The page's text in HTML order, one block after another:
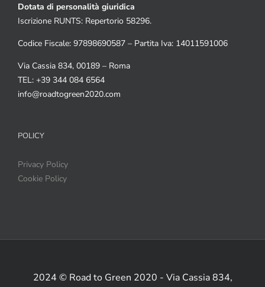
Dotata di personalità giuridica
Iscrizione RUNTS: Repertorio 58296.
Codice Fiscale: 97898690587 – Partita Iva: 14011591006
Via Cassia 834, 00189 – Roma
TEL: +39 344 084 6564
info@roadtogreen2020.com
POLICY
Privacy Policy
Cookie Policy
2024 © Road to Green 2020 - Via Cassia 834,